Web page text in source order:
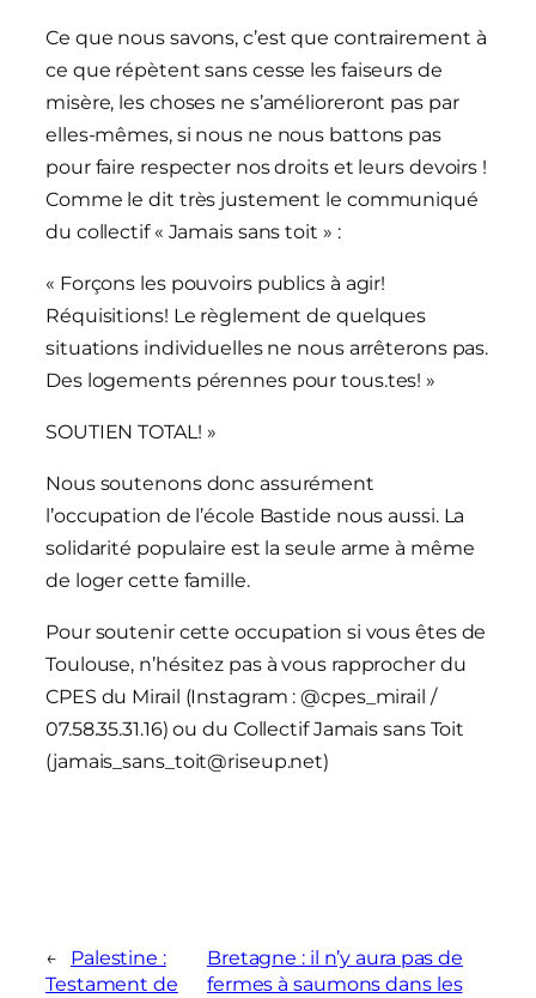
Ce que nous savons, c’est que contrairement à
ce que répètent sans cesse les faiseurs de
misère, les choses ne s’amélioreront pas par
elles-mêmes, si nous ne nous battons pas
pour faire respecter nos droits et leurs devoirs !
Comme le dit très justement le communiqué
du collectif « Jamais sans toit » :
« Forçons les pouvoirs publics à agir!
Réquisitions! Le règlement de quelques
situations individuelles ne nous arrêterons pas.
Des logements pérennes pour tous.tes! »
SOUTIEN TOTAL! »
Nous soutenons donc assurément
l’occupation de l’école Bastide nous aussi. La
solidarité populaire est la seule arme à même
de loger cette famille.
Pour soutenir cette occupation si vous êtes de
Toulouse, n’hésitez pas à vous rapprocher du
CPES du Mirail (Instagram : @cpes_mirail /
07.58.35.31.16) ou du Collectif Jamais sans Toit
(jamais_sans_toit@riseup.net)
←
Palestine :
Testament de
Bretagne : il n’y aura pas de
fermes à saumons dans les